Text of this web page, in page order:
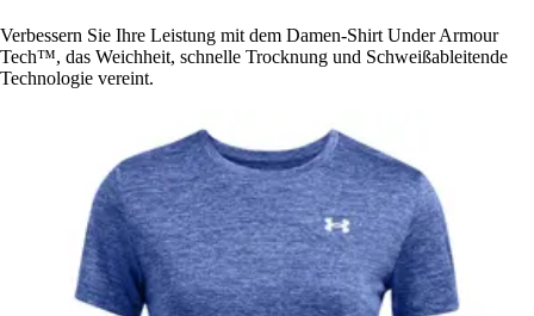
Verbessern Sie Ihre Leistung mit dem Damen-Shirt Under Armour
Tech™, das Weichheit, schnelle Trocknung und Schweißableitende
Technologie vereint.